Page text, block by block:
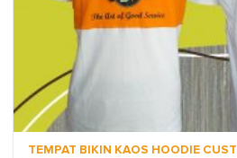
TEMPAT BIKIN KAOS HOODIE